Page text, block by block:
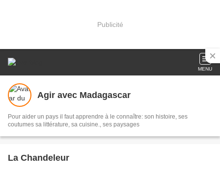
Publicité
MENU
Agir avec Madagascar
Pour aider un pays il faut apprendre à le connaître: son histoire, ses
coutumes sa littérature, sa cuisine., ses paysages
La Chandeleur